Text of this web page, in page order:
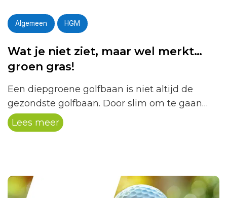
Algemeen HGM
Wat je niet ziet, maar wel merkt…
groen gras!
Een diepgroene golfbaan is niet altijd de
gezondste golfbaan. Door slim om te gaan
met beregening en onderhoud stimuleren
onze greenkeepers sterke grassoorten en
baan.
Lees meer